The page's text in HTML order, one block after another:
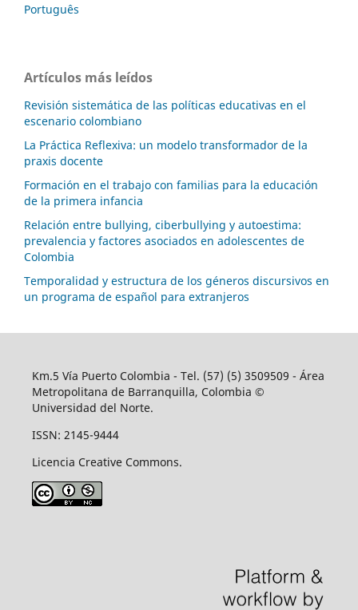
Português
Artículos más leídos
Revisión sistemática de las políticas educativas en el
escenario colombiano
La Práctica Reflexiva: un modelo transformador de la
praxis docente
Formación en el trabajo con familias para la educación
de la primera infancia
Relación entre bullying, ciberbullying y autoestima:
prevalencia y factores asociados en adolescentes de
Colombia
Temporalidad y estructura de los géneros discursivos en
un programa de español para extranjeros
Km.5 Vía Puerto Colombia - Tel. (57) (5) 3509509 - Área
Metropolitana de Barranquilla, Colombia ©
Universidad del Norte.
ISSN: 2145-9444
Licencia Creative Commons.